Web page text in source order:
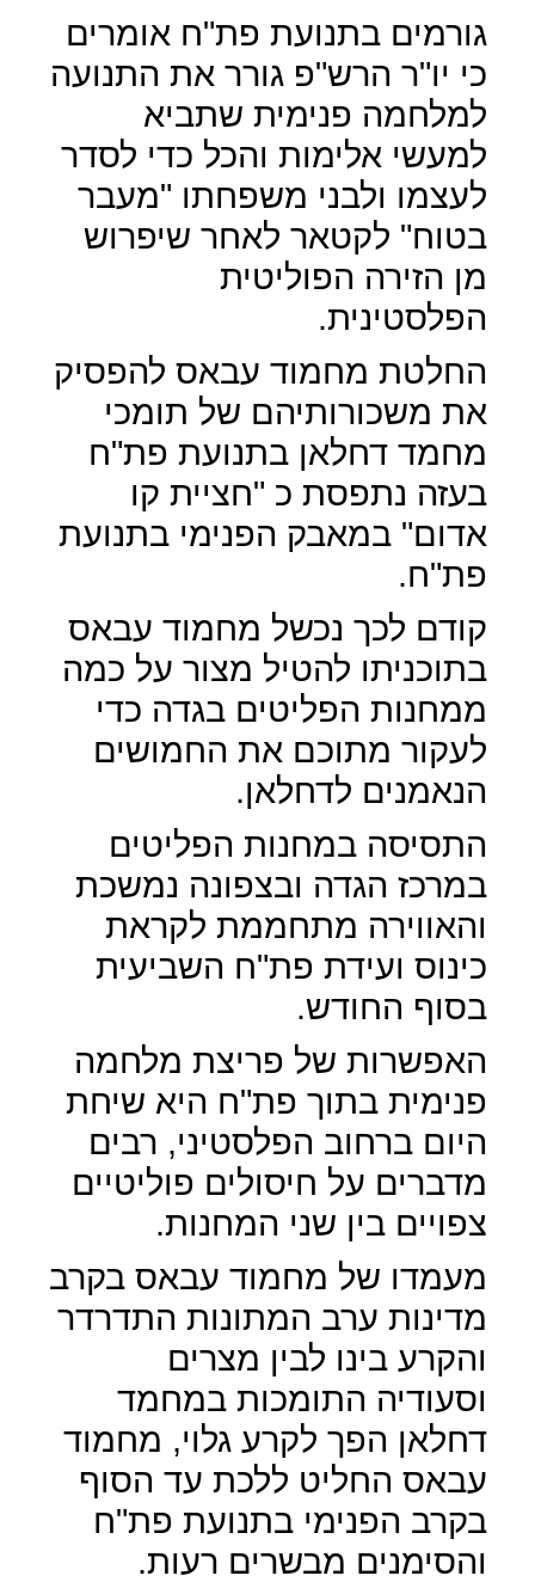
גורמים בתנועת פת"ח אומרים
כי יו"ר הרש"פ גורר את התנועה
למלחמה פנימית שתביא
למעשי אלימות והכל כדי לסדר
לעצמו ולבני משפחתו "מעבר
בטוח" לקטאר לאחר שיפרוש
מן הזירה הפוליטית
הפלסטינית.
החלטת מחמוד עבאס להפסיק
את משכורותיהם של תומכי
מחמד דחלאן בתנועת פת"ח
בעזה נתפסת כ "חציית קו
אדום" במאבק הפנימי בתנועת
פת"ח.
קודם לכך נכשל מחמוד עבאס
בתוכניתו להטיל מצור על כמה
ממחנות הפליטים בגדה כדי
לעקור מתוכם את החמושים
הנאמנים לדחלאן.
התסיסה במחנות הפליטים
במרכז הגדה ובצפונה נמשכת
והאווירה מתחממת לקראת
כינוס ועידת פת"ח השביעית
בסוף החודש.
האפשרות של פריצת מלחמה
פנימית בתוך פת"ח היא שיחת
היום ברחוב הפלסטיני, רבים
מדברים על חיסולים פוליטיים
צפויים בין שני המחנות.
מעמדו של מחמוד עבאס בקרב
מדינות ערב המתונות התדרדר
והקרע בינו לבין מצרים
וסעודיה התומכות במחמד
דחלאן הפך לקרע גלוי, מחמוד
עבאס החליט ללכת עד הסוף
בקרב הפנימי בתנועת פת"ח
והסימנים מבשרים רעות.